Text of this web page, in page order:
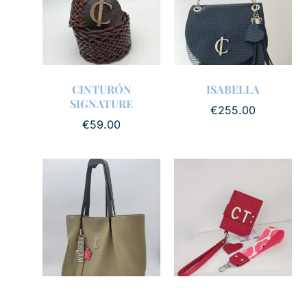
CINTURÓN
SIGNATURE
€59.00
ISABELLA
€255.00